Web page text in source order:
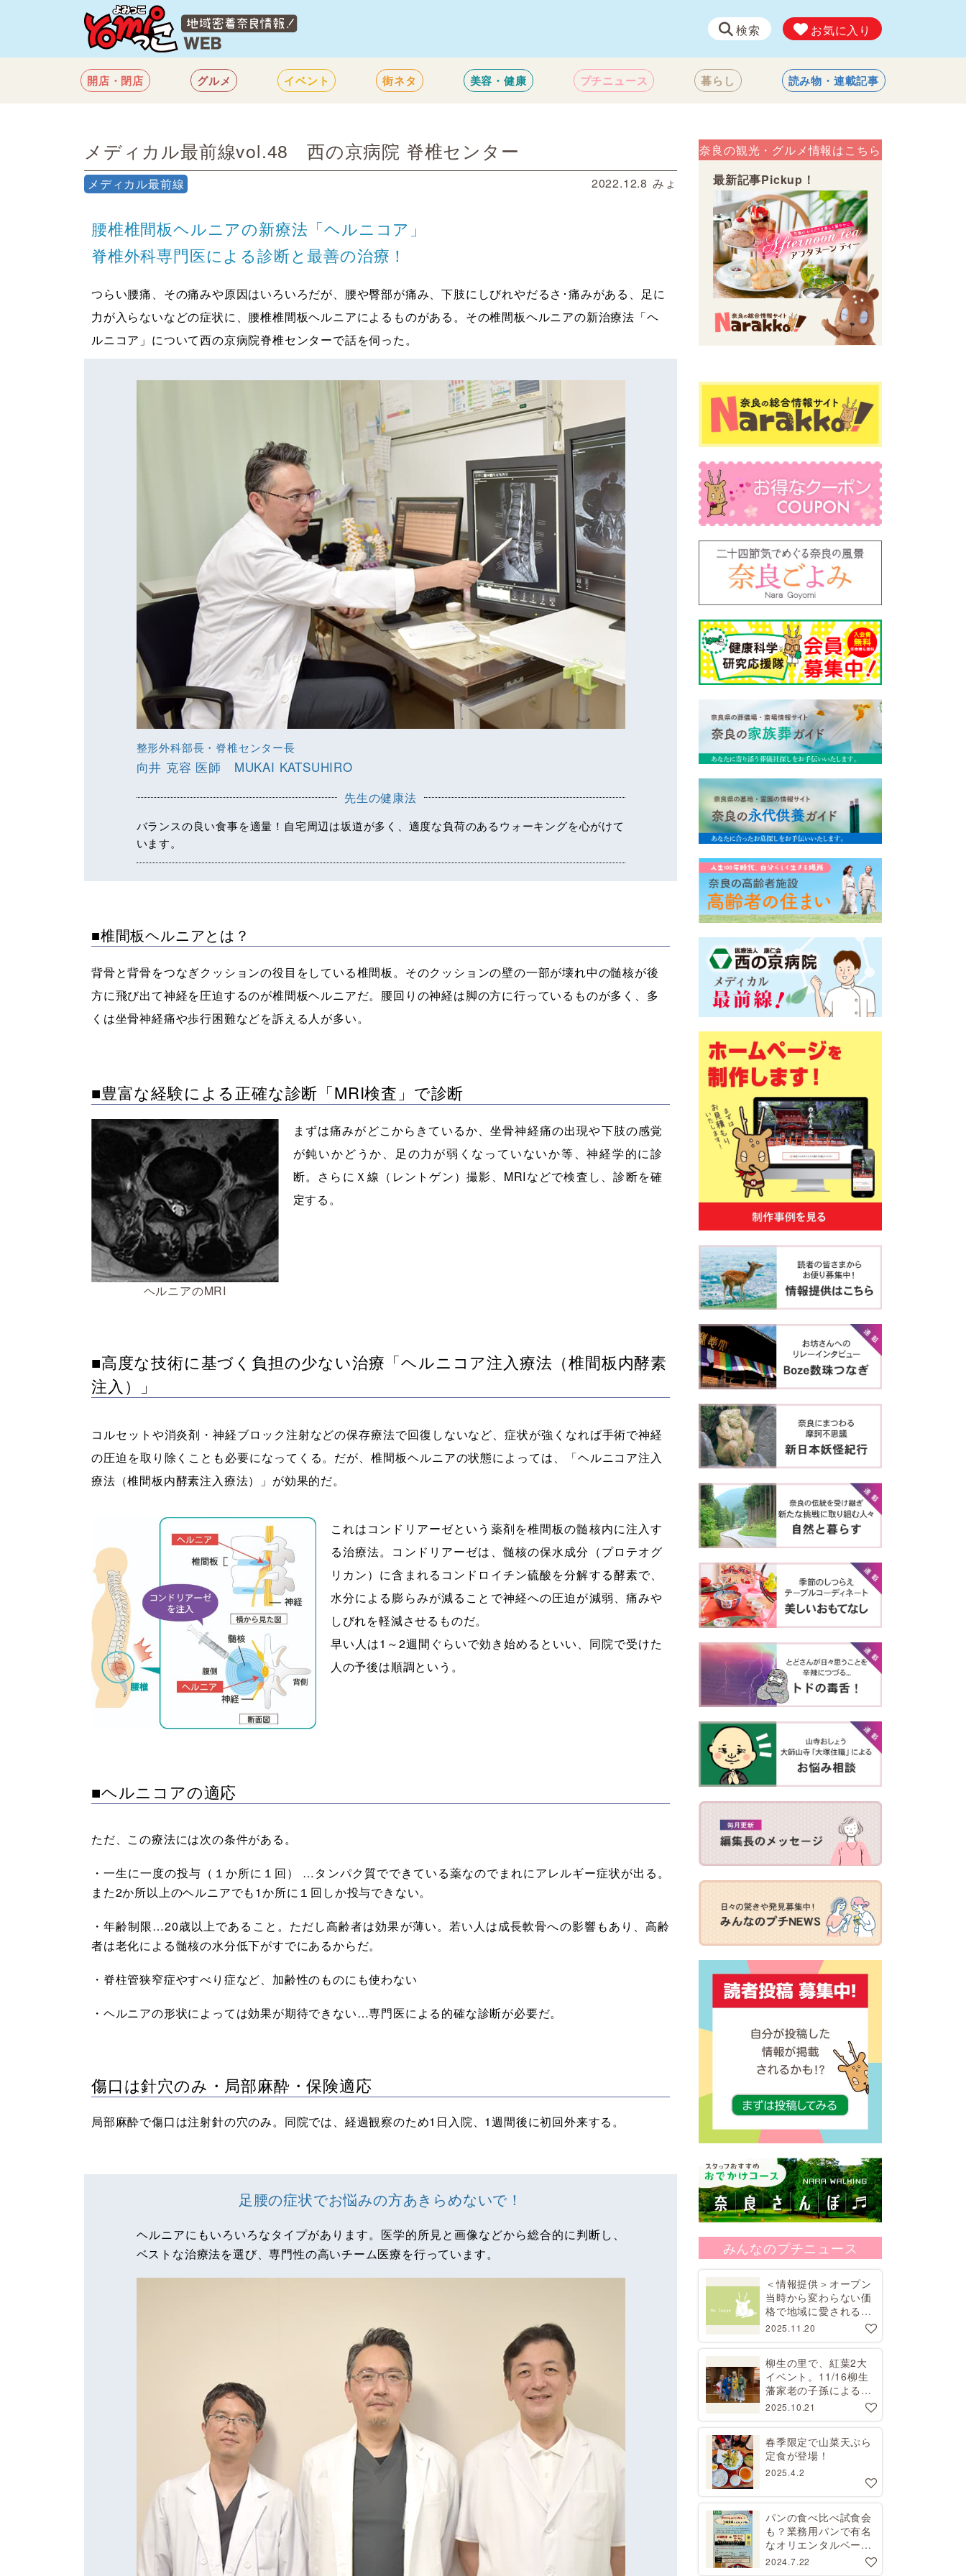
検索 お気に入り
開店・閉店 グルメ イベント 街ネタ 美容・健康 プチニュース 暮らし 読み物・連載記事
メディカル最前線vol.48 西の京病院 脊椎センター
メディカル最前線 2022.12.8 みょ
腰椎椎間板ヘルニアの新療法「ヘルニコア」
脊椎外科専門医による診断と最善の治療！
つらい腰痛、その痛みや原因はいろいろだが、腰や臀部が痛み、下肢にしびれやだるさ･痛みがある、足に
力が入らないなどの症状に、腰椎椎間板ヘルニアによるものがある。その椎間板ヘルニアの新治療法「ヘ
ルニコア」について西の京病院脊椎センターで話を伺った。
整形外科部長・脊椎センター長
向井 克容 医師 MUKAI KATSUHIRO
先生の健康法
バランスの良い食事を適量！自宅周辺は坂道が多く、適度な負荷のあるウォーキングを心がけて
います。
■椎間板ヘルニアとは？
背骨と背骨をつなぎクッションの役目をしている椎間板。そのクッションの壁の一部が壊れ中の髄核が後
方に飛び出て神経を圧迫するのが椎間板ヘルニアだ。腰回りの神経は脚の方に行っているものが多く、多
くは坐骨神経痛や歩行困難などを訴える人が多い。
■豊富な経験による正確な診断「MRI検査」で診断
ヘルニアのMRI
まずは痛みがどこからきているか、坐骨神経痛の出現や下肢の感覚
が鈍いかどうか、足の力が弱くなっていないか等、神経学的に診
断。さらにＸ線（レントゲン）撮影、MRIなどで検査し、診断を確
定する。
■高度な技術に基づく負担の少ない治療「ヘルニコア注入療法（椎間板内酵素
注入）」
コルセットや消炎剤・神経ブロック注射などの保存療法で回復しないなど、症状が強くなれば手術で神経
の圧迫を取り除くことも必要になってくる。だが、椎間板ヘルニアの状態によっては、「ヘルニコア注入
療法（椎間板内酵素注入療法）」が効果的だ。
これはコンドリアーゼという薬剤を椎間板の髄核内に注入す
る治療法。コンドリアーゼは、髄核の保水成分（プロテオグ
リカン）に含まれるコンドロイチン硫酸を分解する酵素で、
水分による膨らみが減ることで神経への圧迫が減弱、痛みや
しびれを軽減させるものだ。
早い人は1～2週間ぐらいで効き始めるといい、同院で受けた
人の予後は順調という。
■ヘルニコアの適応
ただ、この療法には次の条件がある。
・一生に一度の投与（１か所に１回） …タンパク質でできている薬なのでまれにアレルギー症状が出る。
また2か所以上のヘルニアでも1か所に１回しか投与できない。
・年齢制限…20歳以上であること。ただし高齢者は効果が薄い。若い人は成長軟骨への影響もあり、高齢
者は老化による髄核の水分低下がすでにあるからだ。
・脊柱管狭窄症やすべり症など、加齢性のものにも使わない
・ヘルニアの形状によっては効果が期待できない…専門医による的確な診断が必要だ。
傷口は針穴のみ・局部麻酔・保険適応
局部麻酔で傷口は注射針の穴のみ。同院では、経過観察のため1日入院、1週間後に初回外来する。
足腰の症状でお悩みの方あきらめないで！
ヘルニアにもいろいろなタイプがあります。医学的所見と画像などから総合的に判断し、
ベストな治療法を選び、専門性の高いチーム医療を行っています。
奈良の観光・グルメ情報はこちら
最新記事Pickup！
みんなのプチニュース
＜情報提供＞オープン
当時から変わらない価
格で地域に愛される昭
和レトロな喫茶店
2025.11.20
柳生の里で、紅葉2大
イベント。11/16柳生
藩家老の子孫による講
演会、11/29コスプレ
2025.10.21
春季限定で山菜天ぷら
定食が登場！
2025.4.2
パンの食べ比べ試食会
も？業務用パンで有名
なオリエンタルベーカ
リーで工場見学開催
2024.7.22